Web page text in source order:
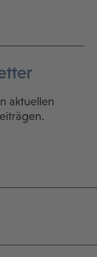
aktuellen